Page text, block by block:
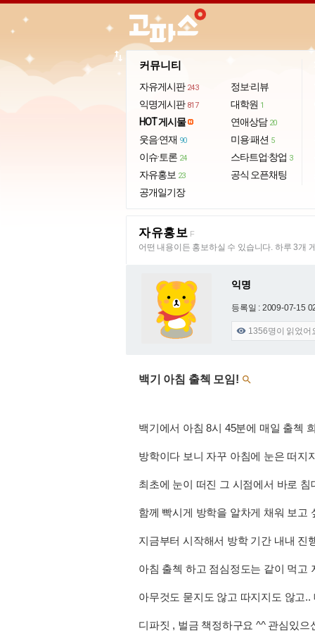
커뮤니티
자유게시판 243
익명게시판 817
HOT 게시물
웃음·연재 90
이슈·토론 24
자유홍보 23
공개일기장
정보·리뷰
대학원 1
연애상담 20
미용·패션 5
스타트업·창업 3
공식 오픈채팅
import_export
자유홍보 F
어떤 내용이든 홍보하실 수 있습니다. 하루 3개
익명
등록일 : 2009-07-15
 1356명이 읽었어
백기 아침 출첵 모임! 
백기에서 아침 8시 45분에 매일 출첵
방학이다 보니 자꾸 아침에 눈은 떠지
최초에 눈이 떠진 그 시점에서 바로
함께 빡시게 방학을 알차게 채워 보고
지금부터 시작해서 방학 기간 내내 진
아침 출첵 하고 점심정도는 같이 먹고
아무것도 묻지도 않고 따지지도 않고
디파짓 , 벌금 책정하구요 ^^ 관심있으